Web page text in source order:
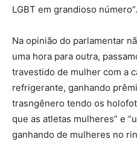
LGBT em grandioso número”.
Na opinião do parlamentar
uma hora para outra,
travestido de mulher com a
refrigerante, ganhando
trasngênero tendo os
que as atletas mulheres” e
ganhando de mulheres no